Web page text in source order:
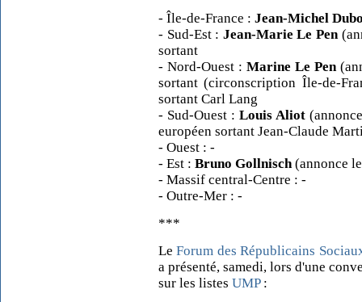
- Île-de-France : Jean-Michel
- Sud-Est : Jean-Marie Le Pen
sortant
- Nord-Ouest : Marine Le Pen
sortant (circonscription Île-de-
sortant Carl Lang
- Sud-Ouest : Louis Aliot
européen sortant Jean-Claude
- Ouest : -
- Est : Bruno Gollnisch(annonce
- Massif central-Centre : -
- Outre-Mer : -
***
LeForum des Républicains
a présenté, samedi, lors d'une
sur les listes UMP: